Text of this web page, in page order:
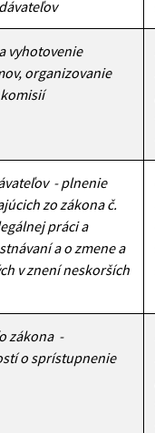
vyhotovenie
organizovanie
komisií
- plnenie
zo zákona č.
práci a
a o zmene a
v znení neskorších
zákona -
o sprístupnenie